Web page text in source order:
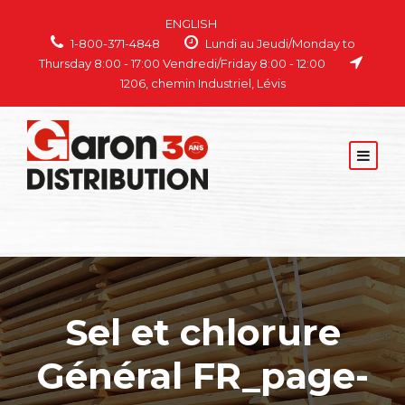
ENGLISH
1-800-371-4848
Lundi au Jeudi/Monday to
Thursday 8:00 - 17:00 Vendredi/Friday 8:00 - 12:00
1206, chemin Industriel, Lévis
Sel et chlorure
Général FR_page-